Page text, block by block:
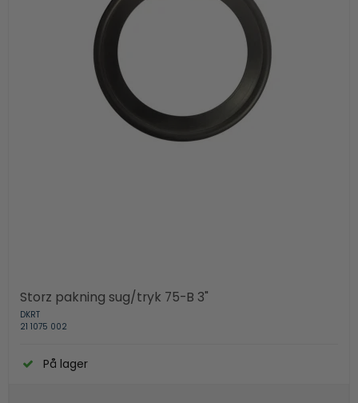
Storz pakning sug/tryk 75-B 3"
DKRT
21 1075 002
På lager